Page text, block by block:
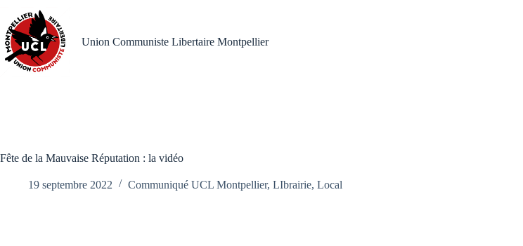
contenu
Union Communiste Libertaire Montpellier
Fête de la Mauvaise Réputation : la vidéo
19 septembre 2022 Communiqué UCL Montpellier, LIbrairie, Local